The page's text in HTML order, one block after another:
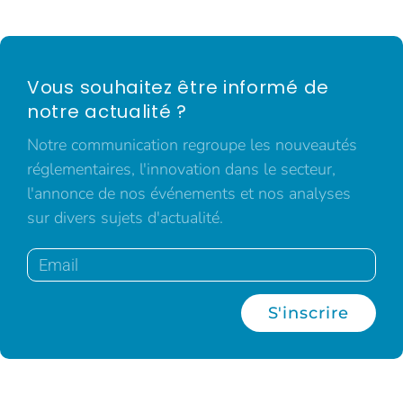
Vous souhaitez être informé de
notre actualité ?
Notre communication regroupe les nouveautés
réglementaires, l'innovation dans le secteur,
l'annonce de nos événements et nos analyses
sur divers sujets d'actualité.
S'inscrire